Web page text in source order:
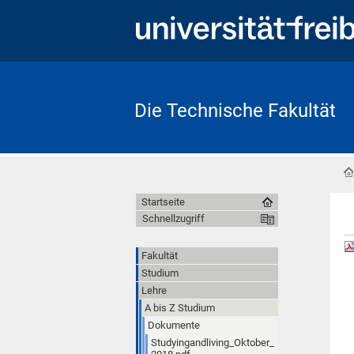
Die Technische Fakultät
Startseite
Schnellzugriff
Fakultät
Studium
Lehre
A bis Z Studium
Dokumente
Studyingandliving_Oktober_